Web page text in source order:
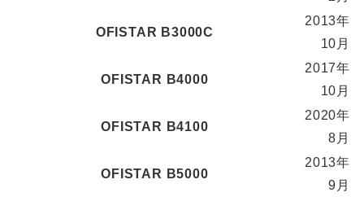
OFISTAR B3000C
2013年
10月
OFISTAR B4000
2017年
10月
OFISTAR B4100
2020年
8月
OFISTAR B5000
2013年
9月